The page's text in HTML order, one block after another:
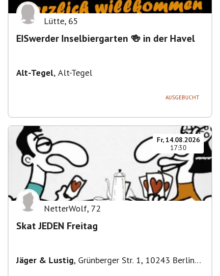
Lütte, 65
EISwerder Inselbiergarten 🍻 in der Havel
Alt-Tegel, Alt-Tegel
AUSGEBUCHT
Fr, 14.08.2026
17:30
NetterWolf, 72
Skat JEDEN Freitag
Jäger & Lustig, Grünberger Str. 1, 10243 Berlin-